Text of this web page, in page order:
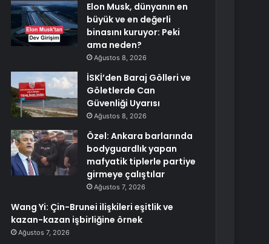
Elon Musk, dünyanın en
büyük ve en değerli
binasını kuruyor: Peki
ama neden?
Ağustos 8, 2026
İSKİ’den Baraj Gölleri ve
Göletlerde Can
Güvenliği Uyarısı
Ağustos 8, 2026
Özel: Ankara barlarında
bodyguardlık yapan
mafyatik tiplerle partiye
girmeye çalıştılar
Ağustos 7, 2026
Wang Yi: Çin-Brunei ilişkileri eşitlik ve
kazan-kazan işbirliğine örnek
Ağustos 7, 2026